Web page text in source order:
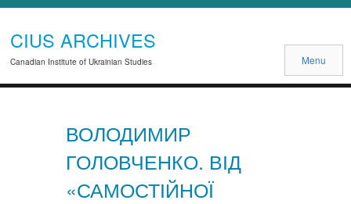
CIUS ARCHIVES
Canadian Institute of Ukrainian Studies Menu
ВОЛОДИМИР
ГОЛОВЧЕНКО. ВІД
«САМОСТІЙНОЇ